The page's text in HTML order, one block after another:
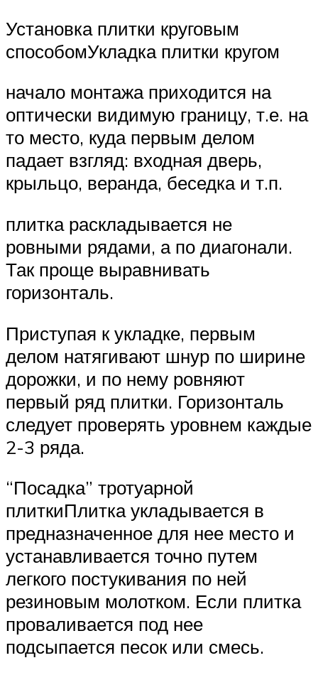
Установка плитки круговым
способомУкладка плитки кругом
начало монтажа приходится на
оптически видимую границу, т.е. на
то место, куда первым делом
падает взгляд: входная дверь,
крыльцо, веранда, беседка и т.п.
плитка раскладывается не
ровными рядами, а по диагонали.
Так проще выравнивать
горизонталь.
Приступая к укладке, первым
делом натягивают шнур по ширине
дорожки, и по нему ровняют
первый ряд плитки. Горизонталь
следует проверять уровнем каждые
2-3 ряда.
“Посадка” тротуарной
плиткиПлитка укладывается в
предназначенное для нее место и
устанавливается точно путем
легкого постукивания по ней
резиновым молотком. Если плитка
проваливается под нее
подсыпается песок или смесь.